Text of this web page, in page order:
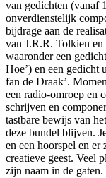
van gedichten (vanaf
onverdienstelijk
bijdrage aan de
van J.R.R. Tolkien en
waaronder een
Hoe’) en een gedicht
fan de Draak’.
een radio-omroep en
schrijven en
tastbare bewijs van
deze bundel blijven.
en een hoorspel en
creatieve geest. Veel
zijn naam in de gaten.